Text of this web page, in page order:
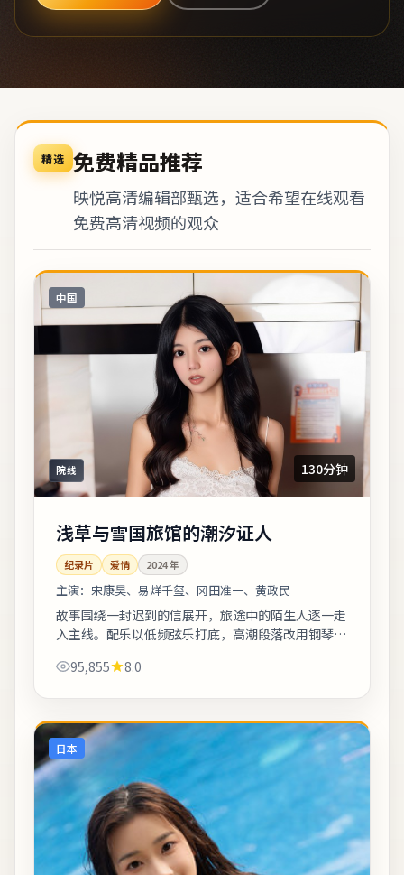
精选 免费精品推荐
映悦高清编辑部甄选，适合希望在线观看
免费高清视频的观众
中国
院线 130分钟
浅草与雪国旅馆的潮汐证人
纪录片 爱情 2024年
主演： 宋康昊、易烊千玺、冈田准一、黄政民
故事围绕一封迟到的信展开，旅途中的陌生人逐一走
入主线。配乐以低频弦乐打底，高潮段落改用钢琴独
快，光敏人群请酌情观看。《浅草与雪国旅...
95,855 8.0
日本